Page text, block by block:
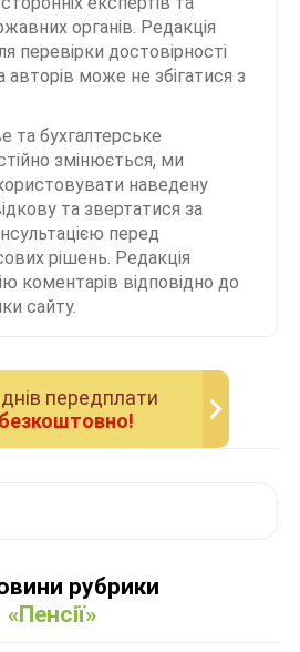
органів. Редакція
перевірки достовірності
може не збігатися з
та бухгалтерське
змінюється, ми
наведену
та звертатися за
перед
рішень. Редакція
коментарів відповідно до
сайту.
передплати
безкоштовно!
рубрики
«Пенсії»